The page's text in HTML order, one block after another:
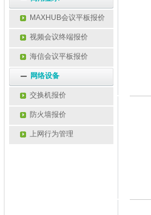
MAXHUB会议平板报价
视频会议终端报价
海信会议平板报价
网络设备
交换机报价
防火墙报价
上网行为管理